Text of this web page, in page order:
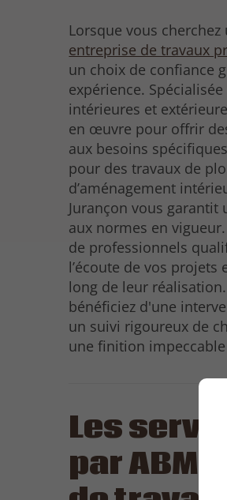
Lorsque vous cherchez
entreprise de travaux
un choix de confiance
expérience.
intérieures et
en œuvre pour offrir
aux besoins
pour des travaux de
d’aménagement
Jurançon vous
aux normes en
de professionnels
l’écoute de vos
long de leur
bénéficiez d'une
un suivi rigoureux de
une finition
Les
par